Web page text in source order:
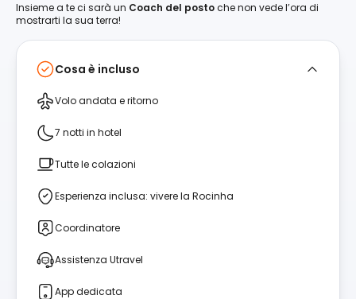
Insieme a te ci sarà un Coach del postoche non vede l’ora di
mostrarti la sua terra!
Cosa è incluso
Volo andata e ritorno
7 notti in hotel
Tutte le colazioni
Esperienza inclusa: vivere la Rocinha
Coordinatore
Assistenza Utravel
App dedicata